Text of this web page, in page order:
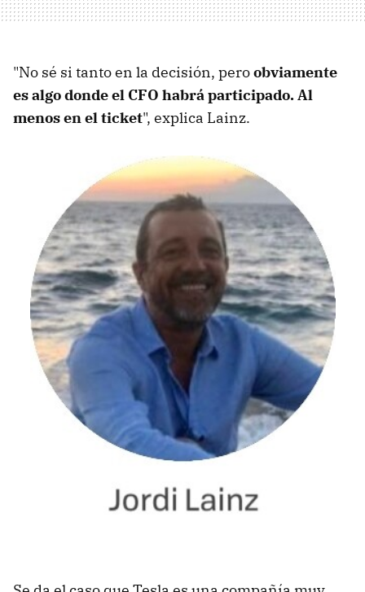
"No sé si tanto en la decisión, peroobviamente
es algo donde el CFO habrá participado. Al
menos en el ticket", explica Lainz.